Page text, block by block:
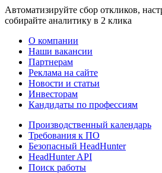
Автоматизируйте сбор откликов,
собирайте аналитику в 2 клика
О компании
Наши вакансии
Партнерам
Реклама на сайте
Новости и статьи
Инвесторам
Кандидаты по профессиям
Производственный календарь
Требования к ПО
Безопасный HeadHunter
HeadHunter API
Поиск работы